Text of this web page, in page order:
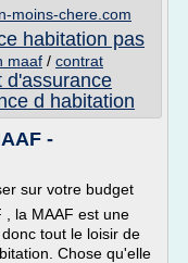
moins-chere.com
habitation pas
maaf / contrat
d'assurance
d habitation
-
sur votre budget
, la MAAF est une
tout le loisir de
Chose qu'elle